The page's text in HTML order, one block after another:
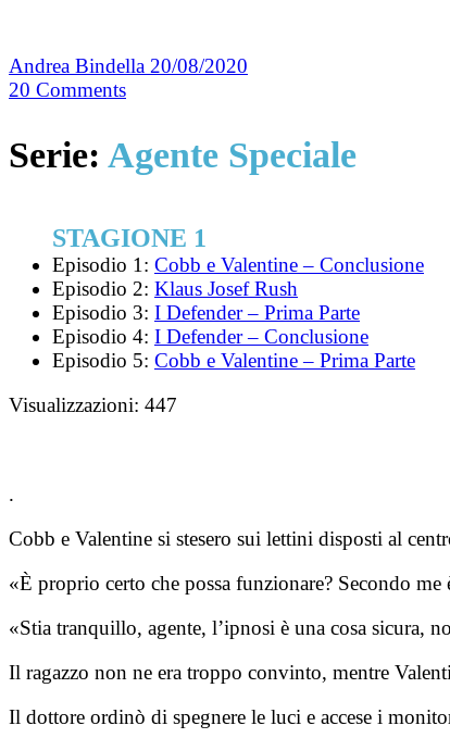
Andrea Bindella 20/08/2020
20 Comments
Serie: Agente Speciale
STAGIONE 1
Episodio 1: Cobb e Valentine – Conclusione
Episodio 2: Klaus Josef Rush
Episodio 3: I Defender – Prima Parte
Episodio 4: I Defender – Conclusione
Episodio 5: Cobb e Valentine – Prima Parte
Visualizzazioni: 447
.
Cobb e Valentine si stesero sui lettini disposti al
«È proprio certo che possa funzionare? Secondo
«Stia tranquillo, agente, l’ipnosi è una cosa sicura,
Il ragazzo non ne era troppo convinto, mentre
Il dottore ordinò di spegnere le luci e accese i